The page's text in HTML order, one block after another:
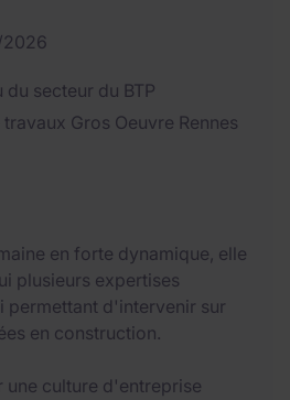
2026
secteur du BTP
Gros Oeuvre Rennes
en forte dynamique, elle
plusieurs expertises
permettant d'intervenir sur
en construction.
une culture d'entreprise